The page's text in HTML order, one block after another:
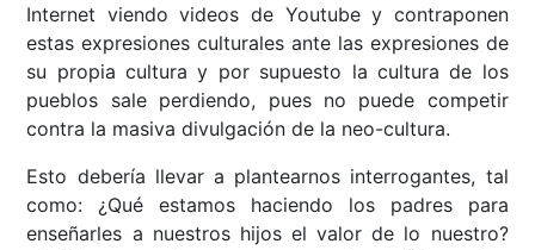
Internet viendo videos de Youtube y contraponen
estas expresiones culturales ante las expresiones de
su propia cultura y por supuesto la cultura de los
pueblos sale perdiendo, pues no puede competir
contra la masiva divulgación de la neo-cultura.
Esto debería llevar a plantearnos interrogantes, tal
como: ¿Qué estamos haciendo los padres para
enseñarles a nuestros hijos el valor de lo nuestro?